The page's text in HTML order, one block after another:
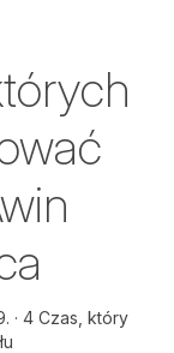
4 Czas, który